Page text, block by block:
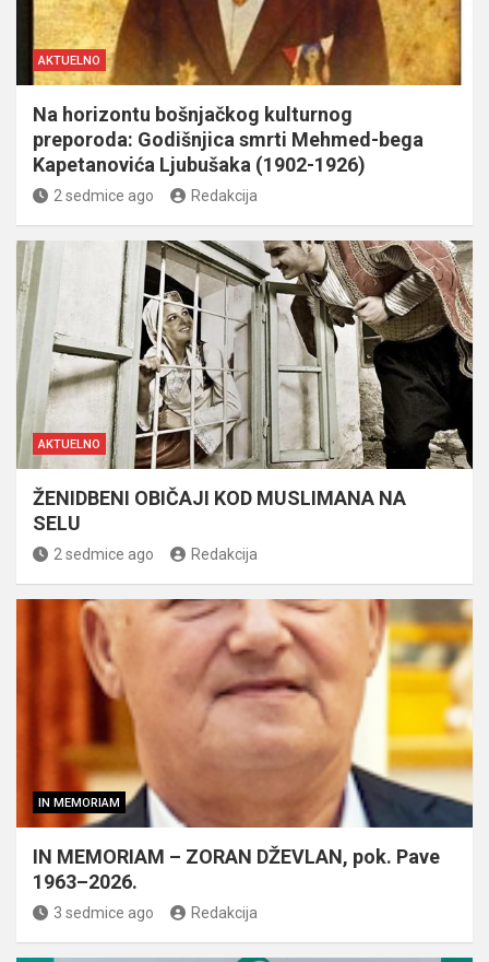
AKTUELNO
Na horizontu bošnjačkog kulturnog
preporoda: Godišnjica smrti Mehmed-bega
Kapetanovića Ljubušaka (1902-1926)
2 sedmice ago Redakcija
AKTUELNO
ŽENIDBENI OBIČAJI KOD MUSLIMANA NA
SELU
2 sedmice ago Redakcija
IN MEMORIAM
IN MEMORIAM – ZORAN DŽEVLAN, pok. Pave
1963–2026.
3 sedmice ago Redakcija